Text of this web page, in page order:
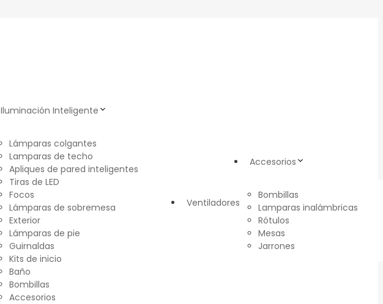
Iluminación Inteligente
Lámparas colgantes
Lamparas de techo
Apliques de pared inteligentes
Tiras de LED
Focos
Lámparas de sobremesa
Exterior
Lámparas de pie
Guirnaldas
Kits de inicio
Baño
Bombillas
Accesorios
Ventiladores
Accesorios
Bombillas
Lamparas inalámbricas
Rótulos
Mesas
Jarrones